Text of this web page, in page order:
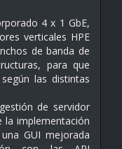
4 x 1 GbE,
verticales HPE
de banda de
para que
las distintas
de servidor
la implementación
GUI mejorada